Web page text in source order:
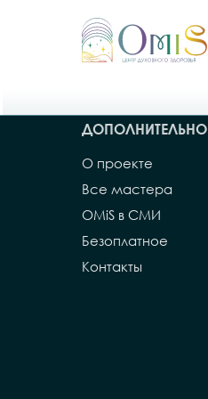
О проекте
Безоплатное
Контакты
ДОПОЛНИТЕЛЬНО
OMiS в СМИ
Все мастера